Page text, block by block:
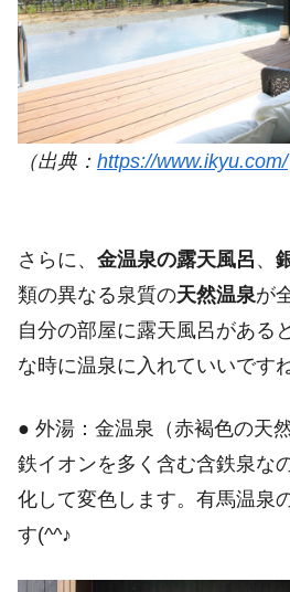
（出典： https://www.ikyu.com/
さらに、 金温泉の露天風呂 、
類の異なる泉質の天然温泉が
自分の部屋に露天風呂がある
な時に温泉に入れていいです
● 外湯：金温泉（赤褐色の天然
鉄イオンを多く含む含鉄泉な
化して変色します。有馬温泉
す(^^♪